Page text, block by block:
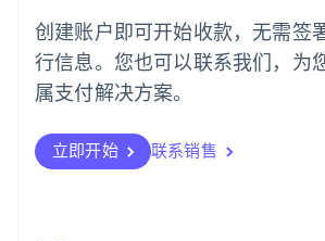
创建账户即可开始收款，无需签
行信息。您也可以联系我们，为
属支付解决方案。
立即开始 联系销售
日本
日本語 English
瑞典
SvenskaEnglish
Deutsch FrançaisItaliano English
塞浦路斯